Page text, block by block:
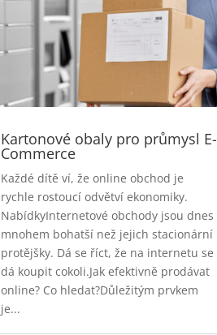
Kartonové obaly pro průmysl E-
Commerce
Každé dítě ví, že online obchod je
rychle rostoucí odvětví ekonomiky.
NabídkyInternetové obchody jsou dnes
mnohem bohatší než jejich stacionární
protějšky. Dá se říct, že na internetu se
dá koupit cokoli.Jak efektivně prodávat
online? Co hledat?Důležitým prvkem
je...